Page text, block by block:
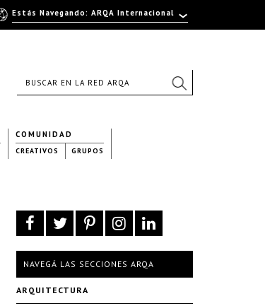
COMUNIDAD
CREATIVOS GRUPOS
NAVEGÁ LAS SECCIONES ARQA
ARQUITECTURA
Estás Navegando: ARQA Internacional